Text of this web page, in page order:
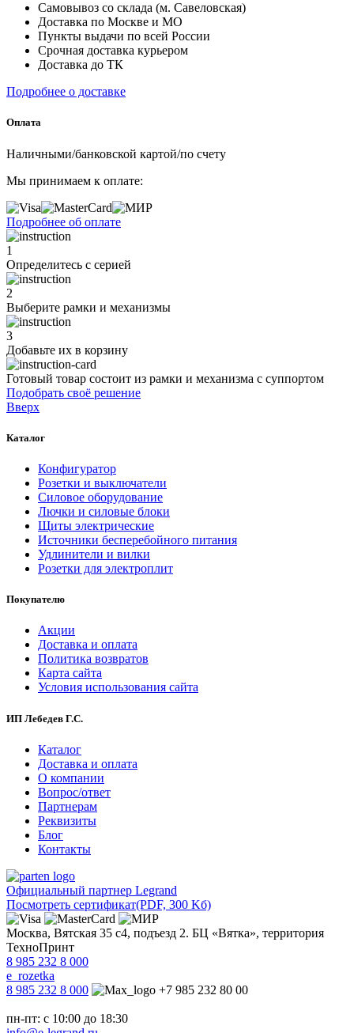
Самовывоз со склада (м. Савеловская)
Доставка по Москве и МО
Пункты выдачи по всей России
Срочная доставка курьером
Доставка до ТК
Подробнее о доставке
Оплата
Наличными/банковской картой/по счету
Мы принимаем к оплате:
Подробнее об оплате
1
Определитесь с серией
2
Выберите рамки и механизмы
3
Добавьте их в корзину
Готовый товар состоит из рамки и механизма с суппортом
Подобрать своё решение
Вверх
Каталог
Конфигуратор
Розетки и выключатели
Силовое оборудование
Лючки и силовые блоки
Щиты электрические
Источники бесперебойного питания
Удлинители и вилки
Розетки для электроплит
Покупателю
Акции
Доставка и оплата
Политика возвратов
Карта сайта
Условия использования сайта
ИП Лебедев Г.С.
Каталог
Доставка и оплата
О компании
Вопрос/ответ
Партнерам
Реквизиты
Блог
Контакты
Официальный партнер Legrand
Посмотреть сертификат(PDF, 300 Kб)
Москва, Вятская 35 с4, подъезд 2. БЦ «Вятка», территория
ТехноПринт
8 985 232 8 000
e_rozetka
8 985 232 8 000
+7 985 232 80 00
пн-пт: с 10:00 до 18:30